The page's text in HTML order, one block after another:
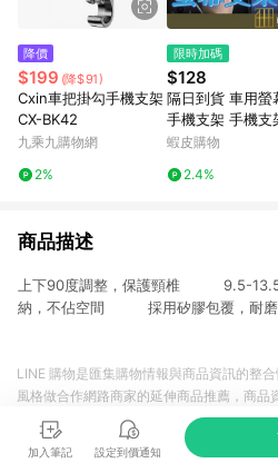
降價
$199 (降$91)
Cxin車把掛勾手機支架
CX-BK42
九乘九購物網
2%
限時加碼
$128
隔日到貨 車用螢
手機支架 手機支
車支架 車用手機
手機架 導航支架
蝦皮購物
2.4%
商品描述
上下90度調整，保護頸椎 9.5-
納，不佔空間 採用矽膠包覆，耐磨
加入筆記 設定到價通知
LINE 購物是匯集購物情報與商品資訊的整
風格做合作網路商家的延伸商品推薦，商品
商品至各合作網路商家，確認現售價與購
準。